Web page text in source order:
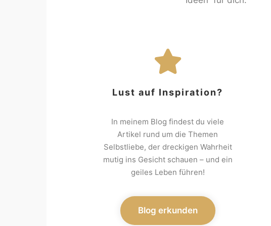
Lust auf Inspiration?
In meinem Blog findest du viele
Artikel rund um die Themen
Selbstliebe, der dreckigen Wahrheit
mutig ins Gesicht schauen – und ein
geiles Leben führen!
Blog erkunden